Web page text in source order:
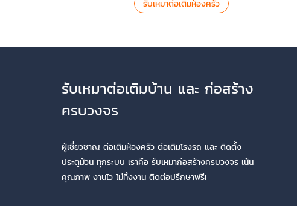
รับเหมาต่อเติมห้องครัว
รับเหมาต่อเติมบ้าน และ ก่อสร้าง
ครบวงจร
ผู้เชี่ยวชาญ ต่อเติมห้องครัว ต่อเติมโรงรถ และ ติดตั้ง
ประตูม้วน ทุกระบบ เราคือ รับเหมาก่อสร้างครบวงจร เน้น
คุณภาพ งานไว ไม่ทิ้งงาน ติดต่อปรึกษาฟรี!